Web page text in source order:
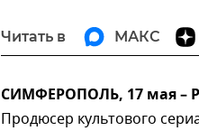
Читать в МАКС
СИМФЕРОПОЛЬ, 17 мая –
Продюсер культового